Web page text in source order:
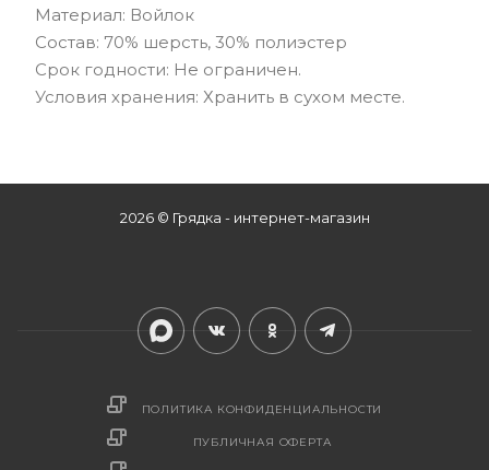
Материал: Войлок
Состав: 70% шерсть, 30% полиэстер
Срок годности: Не ограничен.
Условия хранения: Хранить в сухом месте.
2026 © Грядка - интернет-магазин
ПОЛИТИКА КОНФИДЕНЦИАЛЬНОСТИ
ПУБЛИЧНАЯ ОФЕРТА